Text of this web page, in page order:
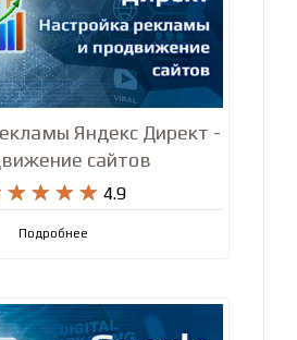
Яндекс Директ -
сайтов
   
    4.9
Подробнее